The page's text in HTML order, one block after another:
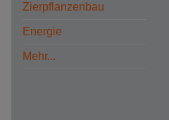
Zierpflanzenbau
Energie
Mehr...